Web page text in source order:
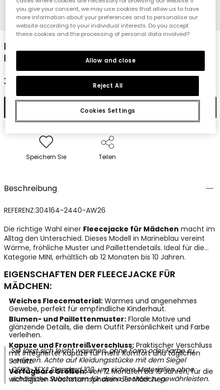
1 2 3 4
Plüschjacke für Mädchen in Marineblau mit
Blumenmuster
39,95 €
In den Warenkorb
Speichern Sie Teilen
Beschreibung
REFERENZ:304164-2440-AW26
Die richtige Wahl einer Fleecejacke für Mädchen macht im
Alltag den Unterschied. Dieses Modell in Marineblau vereint
Wärme, fröhliche Muster und Paillettendetails. Ideal für die
Kategorie MINI, erhältlich ab 12 Monaten bis 10 Jahren.
EIGENSCHAFTEN DER FLEECEJACKE FÜR
MÄDCHEN:
Weiches Fleecematerial:Warmes und angenehmes
Gewebe, perfekt für empfindliche Kinderhaut.
Blumen- und Paillettenmuster:Florale Motive und
glänzende Details, die dem Outfit Persönlichkeit und Farbe
verleihen.
Kapuze und Frontreißverschluss:Praktischer Verschluss
mit integrierter Kapuze für mehr Komfort und täglichen
Schutz.
Verfügbare Größen:Von 12 Monaten bis 10 Jahren, für die
wichtigsten Wachstumsphasen der Mädchen.
Sie lässt sich leicht waschen, ohne Form oder Farbe zu
verlieren. Achte auf Kleidungsstücke mit dem Siegel
OEKO-TEX® Standard 100, um sichere Materialien ohne
schädliche Substanzen für deine Tochter zu gewährleisten.
you give your consent, we may use cookies that allow us to have
more information about your preferences and to personalise our
website according to your individual interests. Do you accept
these cookies and the processing of personal data involved?
Cookies Settings
Reject All
Allow and close